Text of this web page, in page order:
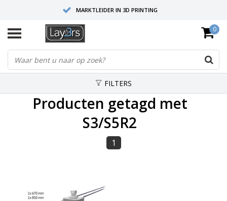
MARKTLEIDER IN 3D PRINTING
HOOGWAARDIGE SERVICE EN SUPPORT
FYSIEKE SHOWROOMS
0
FILTERS
Producten getagd met
S3/S5R2
1